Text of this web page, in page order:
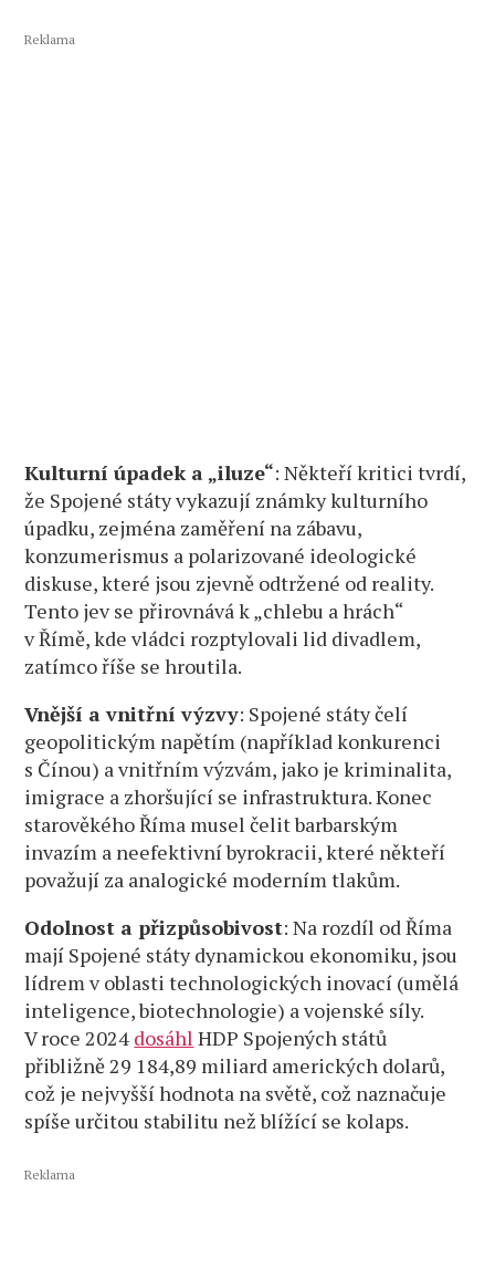
Reklama
Kulturní úpadek a „iluze“: Někteří kritici tvrdí,
že Spojené státy vykazují známky kulturního
úpadku, zejména zaměření na zábavu,
konzumerismus a polarizované ideologické
diskuse, které jsou zjevně odtržené od reality.
Tento jev se přirovnává k „chlebu a hrách“
v Římě, kde vládci rozptylovali lid divadlem,
zatímco říše se hroutila.
Vnější a vnitřní výzvy: Spojené státy čelí
geopolitickým napětím (například konkurenci
s Čínou) a vnitřním výzvám, jako je kriminalita,
imigrace a zhoršující se infrastruktura. Konec
starověkého Říma musel čelit barbarským
invazím a neefektivní byrokracii, které někteří
považují za analogické moderním tlakům.
Odolnost a přizpůsobivost: Na rozdíl od Říma
mají Spojené státy dynamickou ekonomiku, jsou
lídrem v oblasti technologických inovací (umělá
inteligence, biotechnologie) a vojenské síly.
V roce 2024 dosáhl HDP Spojených států
přibližně 29 184,89 miliard amerických dolarů,
což je nejvyšší hodnota na světě, což naznačuje
spíše určitou stabilitu než blížící se kolaps.
Reklama